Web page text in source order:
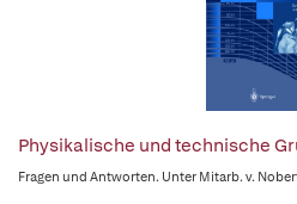
Physikalische und technische
Fragen und Antworten. Unter Mitarb. v.